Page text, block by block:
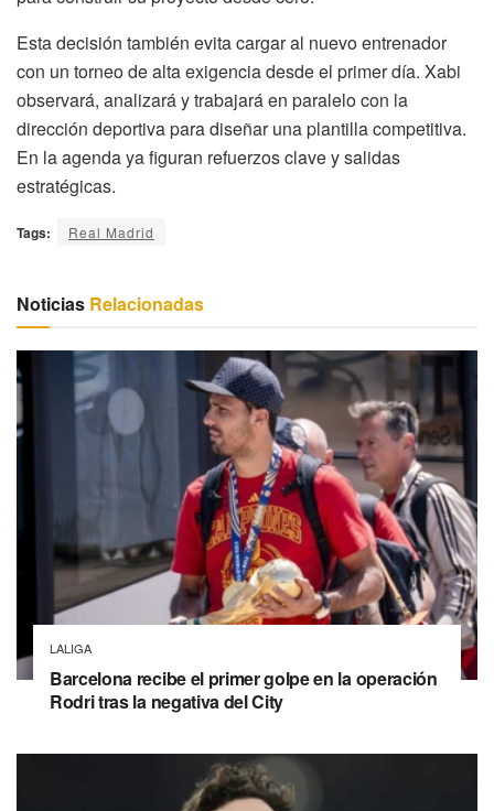
Esta decisión también evita cargar al nuevo entrenador
con un torneo de alta exigencia desde el primer día. Xabi
observará, analizará y trabajará en paralelo con la
dirección deportiva para diseñar una plantilla competitiva.
En la agenda ya figuran refuerzos clave y salidas
estratégicas.
Tags: Real Madrid
Noticias Relacionadas
LALIGA
Barcelona recibe el primer golpe en la operación
Rodri tras la negativa del City